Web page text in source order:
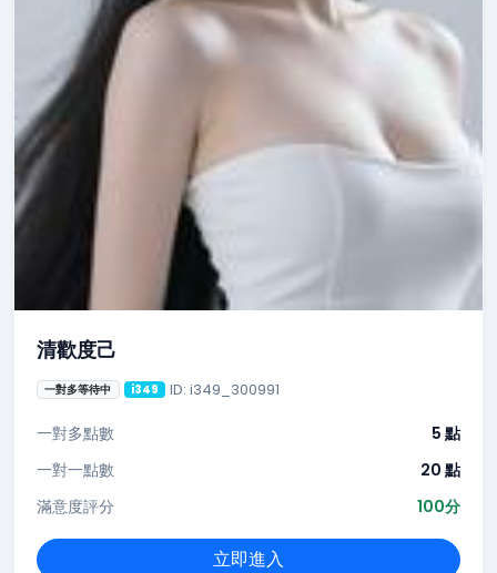
清歡度己
一對多等待中 i349 ID: i349_300991
一對多點數
5 點
一對一點數
20 點
滿意度評分
100分
立即進入